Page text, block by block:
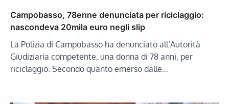
Campobasso, 78enne denunciata per riciclaggio:
nascondeva 20mila euro negli slip
La Polizia di Campobasso ha denunciato all’Autorità
Giudiziaria competente, una donna di 78 anni, per
riciclaggio. Secondo quanto emerso dalle…